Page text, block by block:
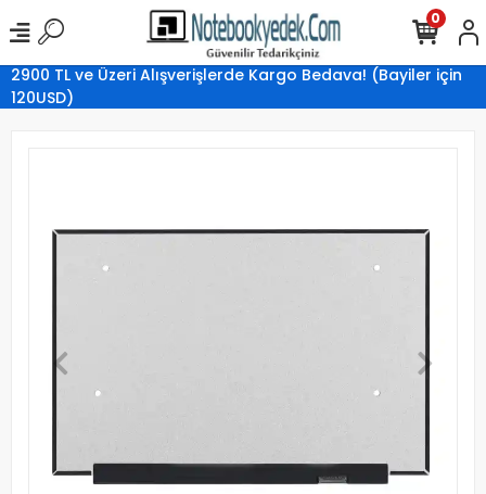
2900 TL ve Üzeri Alışverişlerde Kargo Bedava! (Bayiler için
120USD)
0